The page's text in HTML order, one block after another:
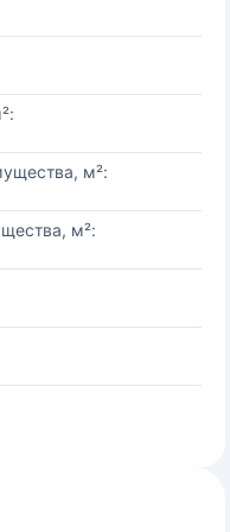
м²:
м²: